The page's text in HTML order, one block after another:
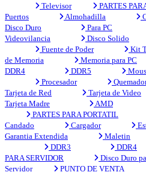
Televisor
PARTES
Puertos
Almohadilla
Disco Duro
Para PC
Videovilancia
Disco Solido
Fuente de Poder
Kit
de Memoria
Memoria para PC
DDR4
DDR5
Procesador
Tarjeta de Red
Tarjeta de Video
Tarjeta Madre
AMD
PARTES PARA PORTATIL
Candado
Cargador
Garantia Extendida
Maletin
DDR3
DDR4
PARA SERVIDOR
Disco Duro
Servidor
PUNTO DE VENTA